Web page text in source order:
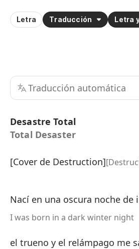
Letra Traducción Letra
Traducción automática
Desastre Total
Total Desaster
[Cover de Destruction]
Nací en una oscura noche de
I was born in a dark winter night
el trueno y el relámpago me